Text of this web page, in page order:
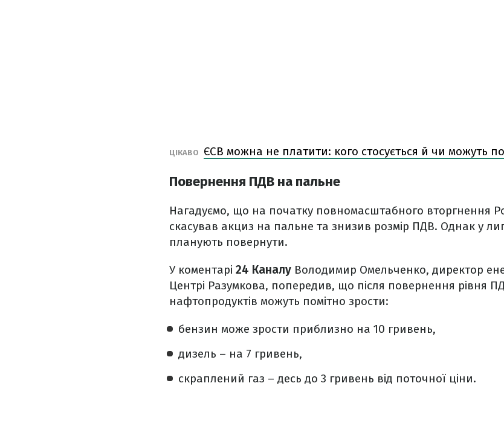
ЦІКАВО ЄСВ можна не платити: кого стосується й чи можуть
Повернення ПДВ на пальне
Нагадуємо, що на початку повномасштабного вторгнення
скасував акциз на пальне та знизив розмір ПДВ. Однак у
планують повернути.
У коментарі 24 Каналу Володимир Омельченко, директор
Центрі Разумкова, попередив, що після повернення рівня
нафтопродуктів можуть помітно зрости:
бензин може зрости приблизно на 10 гривень,
дизель – на 7 гривень,
скраплений газ – десь до 3 гривень від поточної ціни.